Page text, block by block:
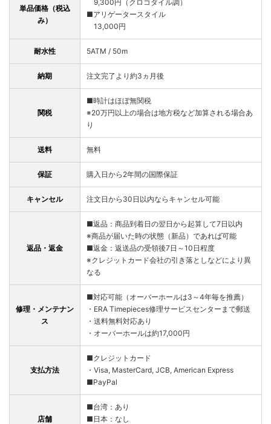
単品価格（税込
み）
9,300円（クロコダイル調）
■アリゲータースタイル
13,000円
耐水性 5ATM / 50m
納期 注文完了より約3ヵ月後
関税
■時計はほぼ無関税
※20万円以上の場合は地方税など加算される場合あ
り
送料 無料
保証 購入日から2年間の国際保証
キャンセル 注文日から30日以内ならキャンセル可能
返品・返金
■返品：商品到着日の翌日から起算して7日以内
※商品が届いた時の状態（新品）であれば可能
■返金：返送品の受領後7日～10日程度
※クレジットカード会社の引き落としなどにより異
なる
修理・メンテナン
ス
■対応可能（オーバーホールは3～4年毎を推薦）
・ERA Timepieces修理サービスセンターまで郵送
・送料無料対応あり
・オーバーホールは約17,000円
支払方法
■クレジットカード
・Visa, MasterCard, JCB, American Express
■PayPal
店舗
■台湾：あり
■日本：なし